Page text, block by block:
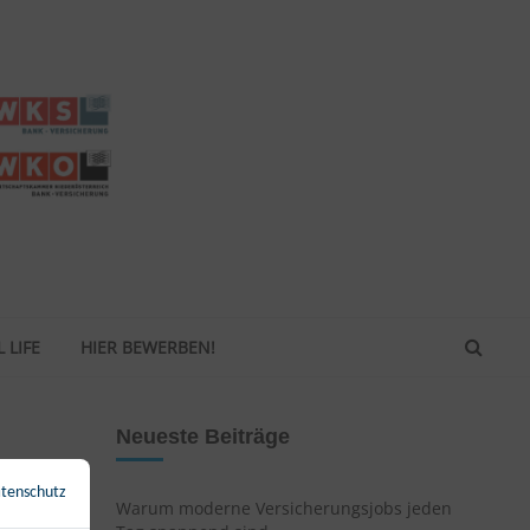
LIFE HIER BEWERBEN!
Neueste Beiträge
Warum moderne Versicherungsjobs jeden
Zurück zur Übersicht